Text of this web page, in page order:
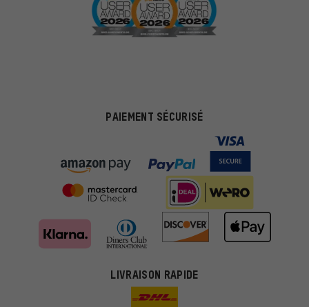
PAIEMENT SÉCURISÉ
LIVRAISON RAPIDE
Des offres plus adaptées
pertinentes. Les cookies de marketing nous aident à identifier tes
intérêts et à te présenter des offres et des conseils sur mesure.